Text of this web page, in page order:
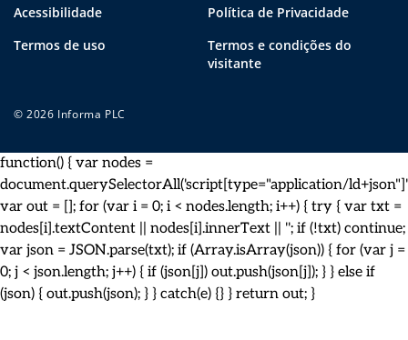
Acessibilidade
Política de Privacidade
Termos de uso
Termos e condições do
visitante
© 2026 Informa PLC
function() { var nodes =
document.querySelectorAll('script[type="application/
var out = []; for (var i = 0; i < nodes.length; i++) { try { var txt =
nodes[i].textContent || nodes[i].innerText || ''; if (!txt) continue;
var json = JSON.parse(txt); if (Array.isArray(json)) { for (var j =
0; j < json.length; j++) { if (json[j]) out.push(json[j]); } } else if
(json) { out.push(json); } } catch(e) {} } return out; }